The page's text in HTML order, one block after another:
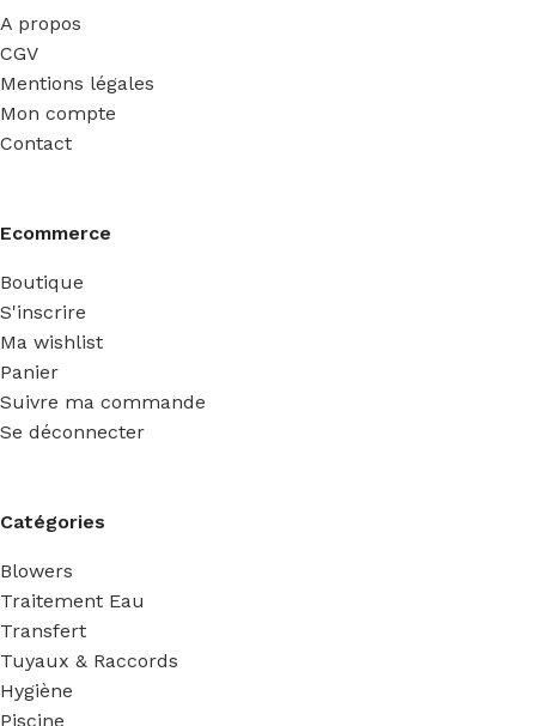
A propos
CGV
Mentions légales
Mon compte
Contact
Ecommerce
Boutique
S'inscrire
Ma wishlist
Panier
Suivre ma commande
Se déconnecter
Catégories
Blowers
Traitement Eau
Transfert
Tuyaux & Raccords
Hygiène
Piscine